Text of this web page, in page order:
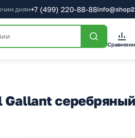
дням+7 (499) 220-88-88
Gallant серебряный